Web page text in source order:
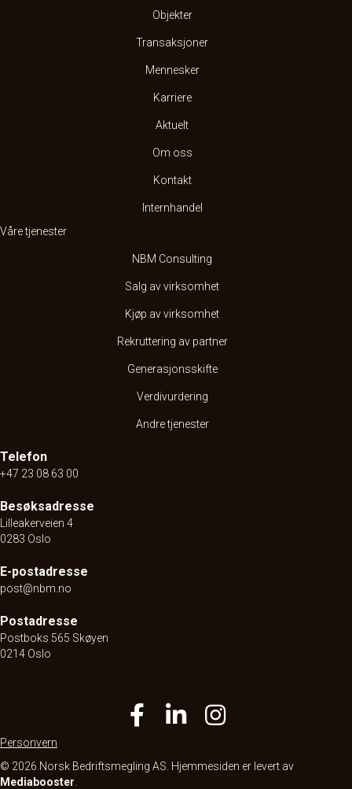
Objekter
Transaksjoner
Mennesker
Karriere
Aktuelt
Om oss
Kontakt
Internhandel
Våre tjenester
NBM Consulting
Salg av virksomhet
Kjøp av virksomhet
Rekruttering av partner
Generasjonsskifte
Verdivurdering
Andre tjenester
Telefon
+47 23 08 63 00
Besøksadresse
Lilleakerveien 4
0283 Oslo
E-postadresse
post@nbm.no
Postadresse
Postboks 565 Skøyen
0214 Oslo
Personvern
© 2026 Norsk Bedriftsmegling AS. Hjemmesiden er levert av
Mediabooster.